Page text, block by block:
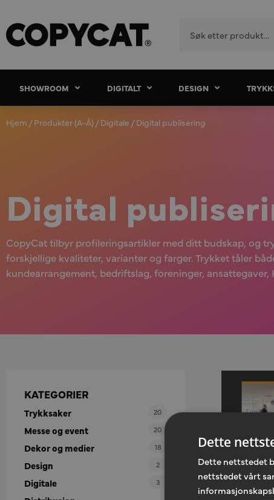
SHOWROOM DIGITALT DESIGN
Hjem /Produkter (A-Å)/Digitale / Digital publisering
Digital
CopyCat tilbyr profileringsartikler med ditt budskap, og
forskjellige kvaliteter, varianter og farger. Trykket tåler
kundearrangement, bedriftslag, foreninger, ansattegaver,
KATEGORIER
Trykksaker 20
Messe og event 20
Dekor og medier 18
Design 2
Digitale 3
Dette
Dette nettstedet
nettstedet vårt